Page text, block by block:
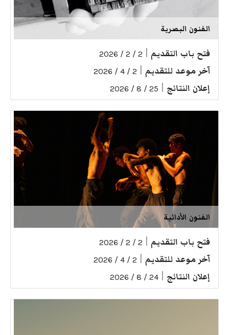
الفنون البصرية
فتح باب التقديم 2 / 2 / 2026
آخر موعد للتقديم 2 / 4 / 2026
إعلان النتائج 25 / 8 / 2026
الفنون الأدائية
فتح باب التقديم 2 / 2 / 2026
آخر موعد للتقديم 2 / 4 / 2026
إعلان النتائج 24 / 8 / 2026